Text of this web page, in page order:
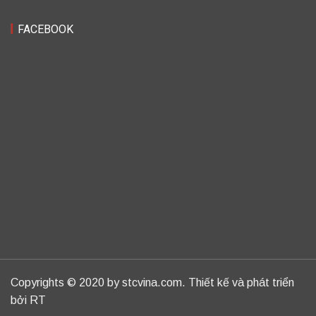
FACEBOOK
Copyrights © 2020 by stcvina.com. Thiết kế và phát triển
bởi RT